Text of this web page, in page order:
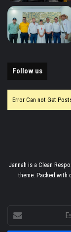
Follow us
Error Can not Get
Jannah is a Clean
theme. Packed